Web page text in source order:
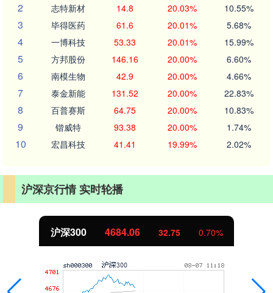
2 志特新材 14.8 20.03% 10.55%
3 毕得医药 61.6 20.01% 5.68%
4 一博科技 53.33 20.01% 15.99%
5 方邦股份 146.16 20.00% 6.60%
6 南模生物 42.9 20.00% 4.66%
7 泰金新能 131.52 20.00% 22.83%
8 百普赛斯 64.75 20.00% 10.83%
9 锴威特 93.38 20.00% 1.74%
10 宏昌科技 41.41 19.99% 2.02%
沪深京行情 实时轮播
沪深300 4684.06 32.75 0.70%